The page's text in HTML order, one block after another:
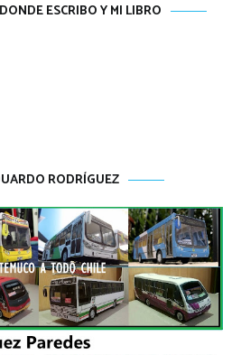
ESCRIBO Y MI LIBRO
RODRÍGUEZ